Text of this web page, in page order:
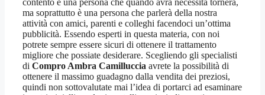
contento è una persona che quando avrà necessità tornerà,
ma soprattutto è una persona che parlerà della nostra
attività con amici, parenti e colleghi facendoci un’ottima
pubblicità. Essendo esperti in questa materia, con noi
potrete sempre essere sicuri di ottenere il trattamento
migliore che possiate desiderare. Scegliendo gli specialisti
di Compro Ambra Camilluccia avrete la possibilità di
ottenere il massimo guadagno dalla vendita dei preziosi,
quindi non sottovalutate mai l’idea di portarci ad esaminare